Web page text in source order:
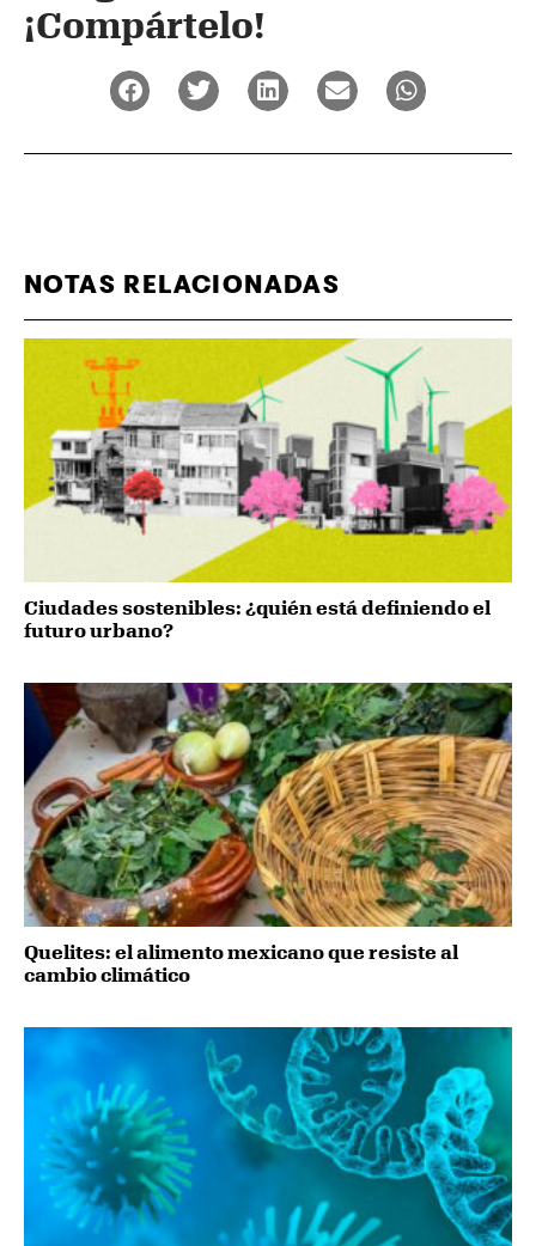
¡Compártelo!
NOTAS RELACIONADAS
Ciudades sostenibles: ¿quién está definiendo el
futuro urbano?
Quelites: el alimento mexicano que resiste al
cambio climático